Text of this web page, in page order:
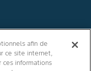
afin de
ce site internet,
informations